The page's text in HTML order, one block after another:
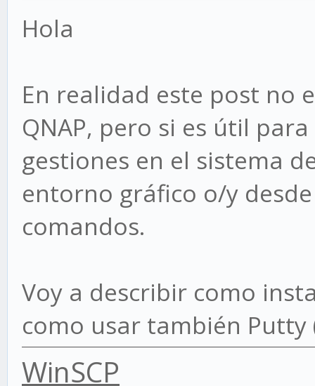
Hola
En realidad este post no
QNAP, pero si es útil
gestiones en el sistema
entorno gráfico o/y
comandos.
Voy a describir como
como usar también Putty
WinSCP